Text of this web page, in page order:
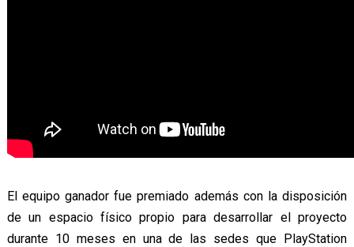
El equipo ganador fue premiado además con la disposición
de un espacio físico propio para desarrollar el proyecto
durante 10 meses en una de las sedes que PlayStation